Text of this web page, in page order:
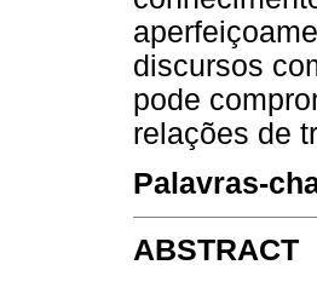
discursos
pode
relações de
Palavras-
ABSTRACT